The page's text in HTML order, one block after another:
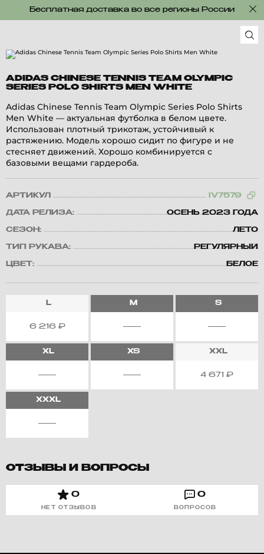
Бесплатная доставка во все регионы России
ADIDAS CHINESE TENNIS TEAM OLYMPIC
SERIES POLO SHIRTS MEN WHITE
Adidas Chinese Tennis Team Olympic Series Polo Shirts
Men White — актуальная футболка в белом цвете.
Использован плотный трикотаж, устойчивый к
растяжению. Модель хорошо сидит по фигуре и не
стесняет движений. Хорошо комбинируется с
базовыми вещами гардероба.
АРТИКУЛ IV7579
ДАТА РЕЛИЗА: ОСЕНЬ 2023 ГОДА
СЕЗОН: ЛЕТО
ТИП РУКАВА: РЕГУЛЯРНЫЙ
ЦВЕТ: БЕЛОЕ
L
6 216 ₽
M S
XL XS XXL
4 671 ₽
XXXL
ОТЗЫВЫ И ВОПРОСЫ
0
НЕТ ОТЗЫВОВ
0
ВОПРОСОВ